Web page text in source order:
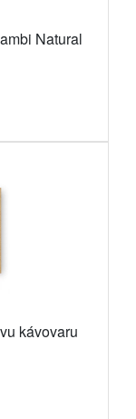
Natural
kávovaru